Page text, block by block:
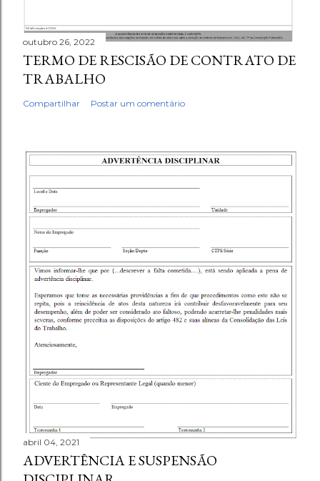
outubro 26, 2022
TERMO DE RESCISÃO DE CONTRATO DE
TRABALHO
Compartilhar Postar um comentário
abril 04, 2021
ADVERTÊNCIA E SUSPENSÃO